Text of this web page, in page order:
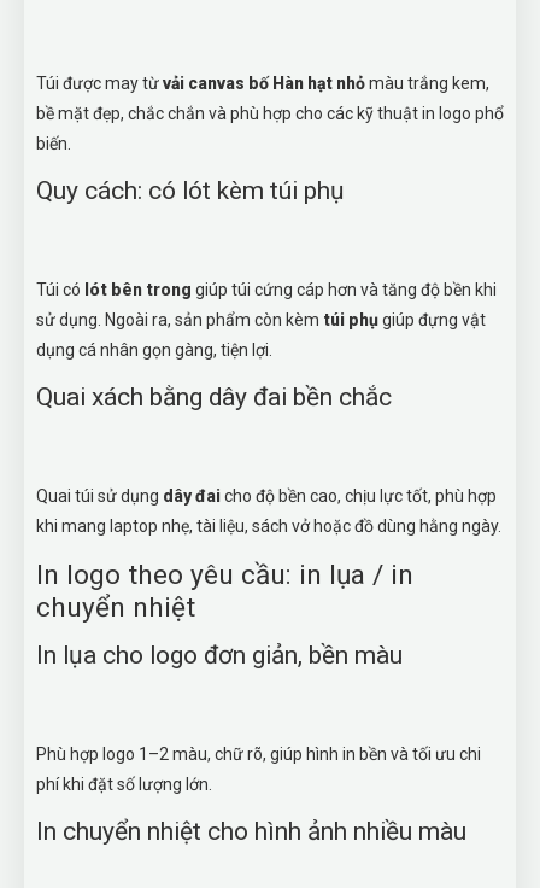
Túi được may từvải canvas bố Hàn hạt nhỏmàu trắng kem,
bề mặt đẹp, chắc chắn và phù hợp cho các kỹ thuật in logo phổ
biến.
Quy cách: có lót kèm túi phụ
Túi có lót bên trong giúp túi cứng cáp hơn và tăng độ bền khi
sử dụng. Ngoài ra, sản phẩm còn kèm túi phụgiúp đựng vật
dụng cá nhân gọn gàng, tiện lợi.
Quai xách bằng dây đai bền chắc
Quai túi sử dụng dây đaicho độ bền cao, chịu lực tốt, phù hợp
khi mang laptop nhẹ, tài liệu, sách vở hoặc đồ dùng hằng ngày.
In logo theo yêu cầu: in lụa / in
chuyển nhiệt
In lụa cho logo đơn giản, bền màu
Phù hợp logo 1–2 màu, chữ rõ, giúp hình in bền và tối ưu chi
phí khi đặt số lượng lớn.
In chuyển nhiệt cho hình ảnh nhiều màu